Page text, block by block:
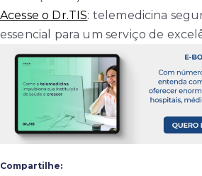
Acesse o Dr.TIS: telemedicina
essencial para um serviço de
Compartilhe: